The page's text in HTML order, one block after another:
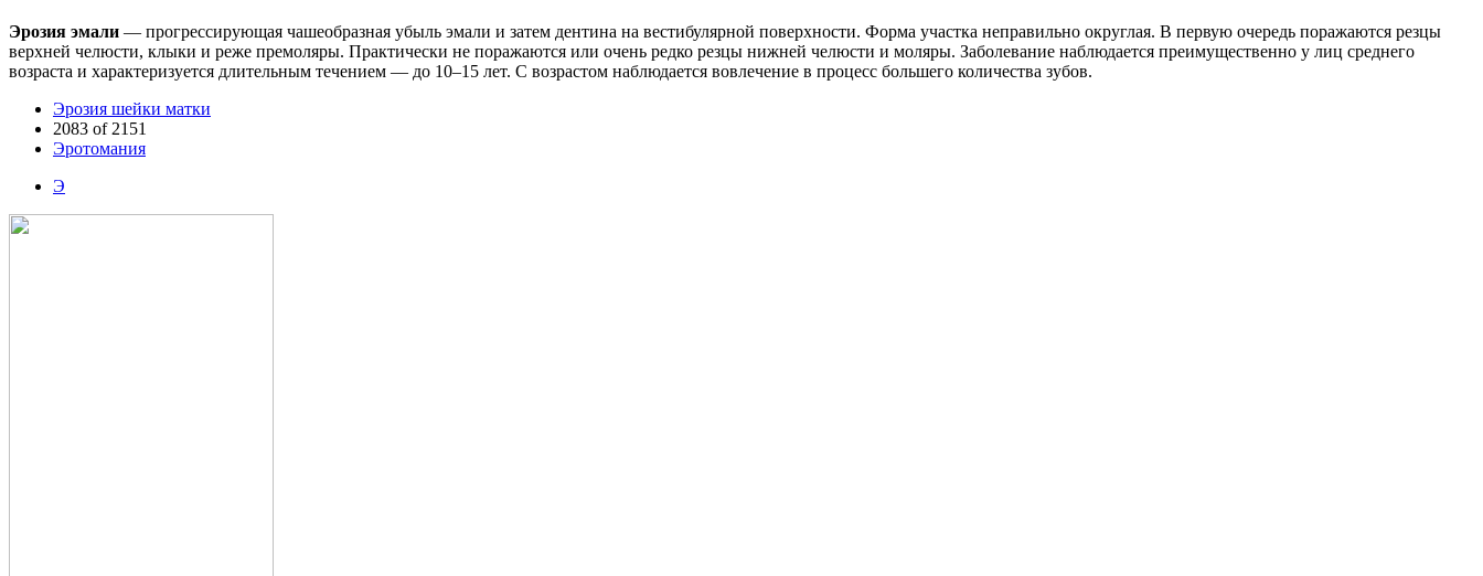
Эрозия эмали — прогрессирующая чашеобразная убыль эмали и затем дентина на вестибулярной поверхности. Форма участка неправильно округлая. В первую очередь поражаются резцы
верхней челюсти, клыки и реже премоляры. Практически не поражаются или очень редко резцы нижней челюсти и моляры. Заболевание наблюдается преимущественно у лиц среднего
возраста и характеризуется длительным течением — до 10–15 лет. С возрастом наблюдается вовлечение в процесс большего количества зубов.
Эрозия шейки матки
2083 of 2151
Эротомания
Э